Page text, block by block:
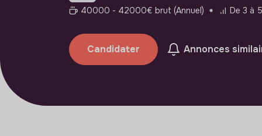
40000 - 42000€ brut (Annuel)
De 3 à
Candidater Annonces